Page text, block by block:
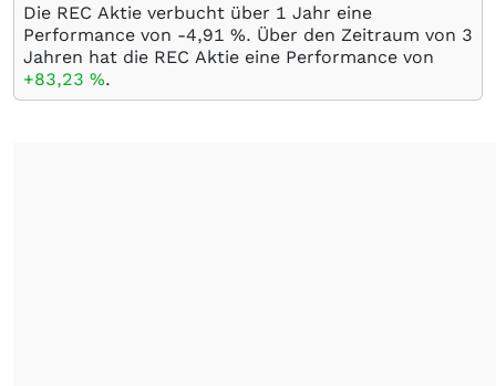
Die REC Aktie verbucht über 1 Jahr eine
Performance von -4,91 %. Über den Zeitraum von 3
Jahren hat die REC Aktie eine Performance von
+83,23 %.